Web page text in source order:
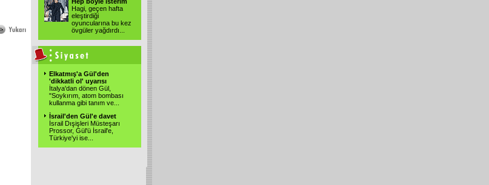
Hagi, geçen hafta
eleştirdiği
oyuncularına bu kez
övgüler yağdırdı
Elkatmış'a Gül'den
'dikkatli ol' uyarısı
İtalya'dan dönen Gül,
"Soykırım, atom bombası
kullanma gibi tanım ve
İsrail'den Gül'e davet
İsrail Dışişleri Müsteşarı
Prossor, Gül'ü İsrail'e,
Türkiye'yi ise